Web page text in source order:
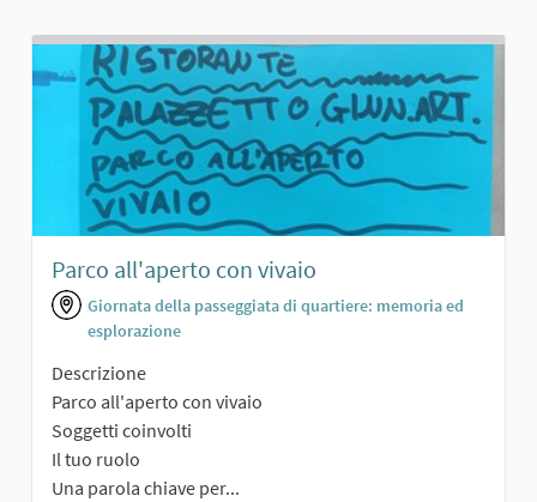
Parco all'aperto con vivaio
Giornata della passeggiata di quartiere: memoria ed
esplorazione
Descrizione
Parco all'aperto con vivaio
Soggetti coinvolti
Il tuo ruolo
Una parola chiave per...